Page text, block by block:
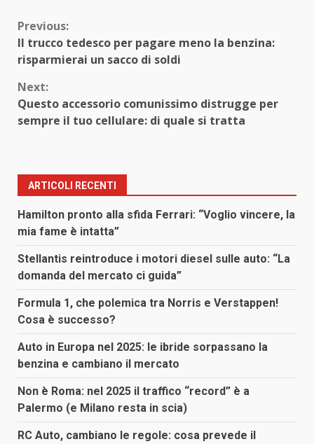
Continue
Reading
Previous:
Il trucco tedesco per pagare meno la benzina:
risparmierai un sacco di soldi
Next:
Questo accessorio comunissimo distrugge per
sempre il tuo cellulare: di quale si tratta
ARTICOLI RECENTI
Hamilton pronto alla sfida Ferrari: “Voglio vincere, la
mia fame è intatta”
Stellantis reintroduce i motori diesel sulle auto: “La
domanda del mercato ci guida”
Formula 1, che polemica tra Norris e Verstappen!
Cosa è successo?
Auto in Europa nel 2025: le ibride sorpassano la
benzina e cambiano il mercato
Non è Roma: nel 2025 il traffico “record” è a
Palermo (e Milano resta in scia)
RC Auto, cambiano le regole: cosa prevede il